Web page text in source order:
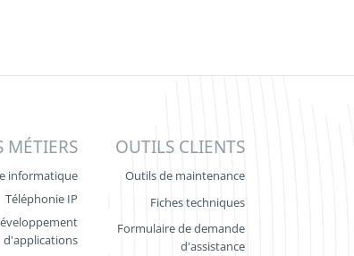
MÉTIERS
informatique
Téléphonie IP
d'applications
OUTILS CLIENTS
Outils de maintenance
Fiches techniques
Formulaire de demande
d'assistance